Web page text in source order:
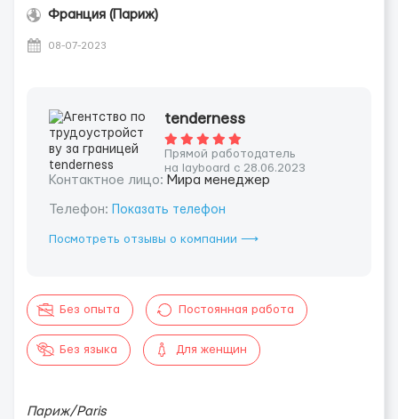
Франция (Париж)
08-07-2023
tenderness
Прямой работодатель
на layboard с 28.06.2023
Контактное лицо: Мира менеджер
Телефон: Показать телефон
Посмотреть отзывы о компании ⟶
Без опыта Постоянная работа
Без языка Для женщин
Париж/Paris